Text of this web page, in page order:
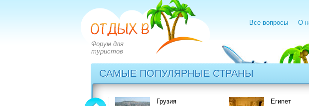
Форум для
туристов
Все вопросы О
САМЫЕ ПОПУЛЯРНЫЕ СТРАНЫ
Грузия
Египет